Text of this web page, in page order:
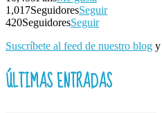
1,017SeguidoresSeguir
420SeguidoresSeguir
Suscríbete al feed de nuestro blog y
ÚLTIMAS ENTRADAS